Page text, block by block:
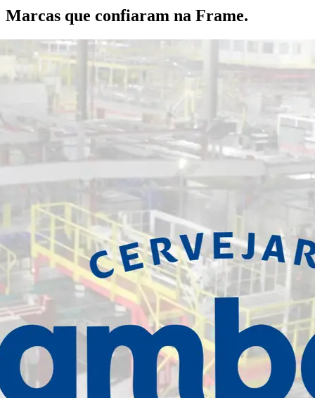
Marcas que confiaram na Frame.